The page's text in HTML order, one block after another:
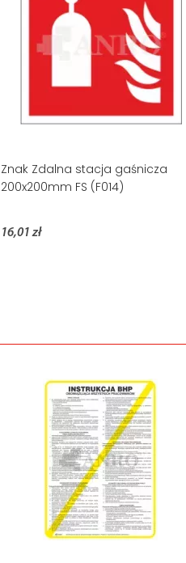
Znak Zdalna stacja gaśnicza
200x200mm FS (F014)
16,01 zł